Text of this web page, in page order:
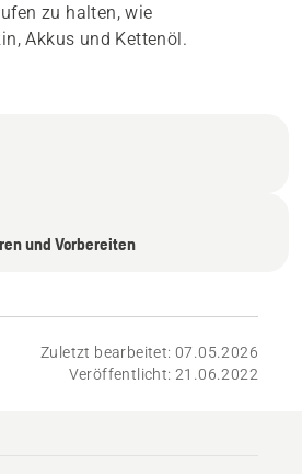
zu halten, wie
Akkus und Kettenöl.
und Vorbereiten
Zuletzt bearbeitet: 07.05.2026
Veröffentlicht: 21.06.2022